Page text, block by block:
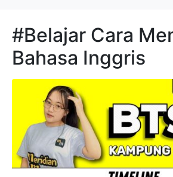
#Belajar Cara
Bahasa Inggris